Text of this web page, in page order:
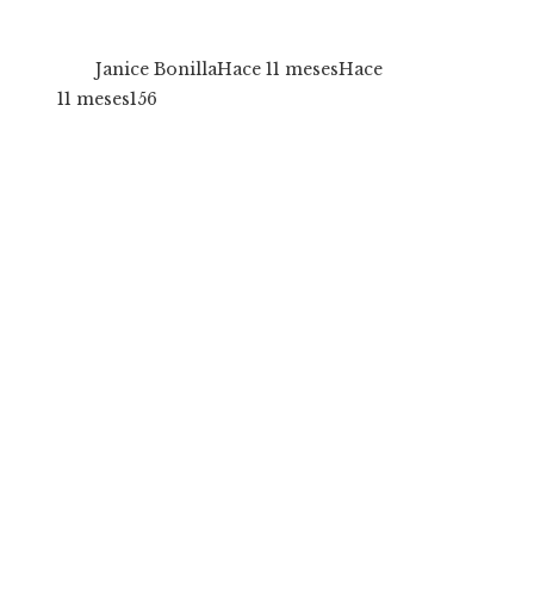
Janice BonillaHace 11 mesesHace
11 meses156